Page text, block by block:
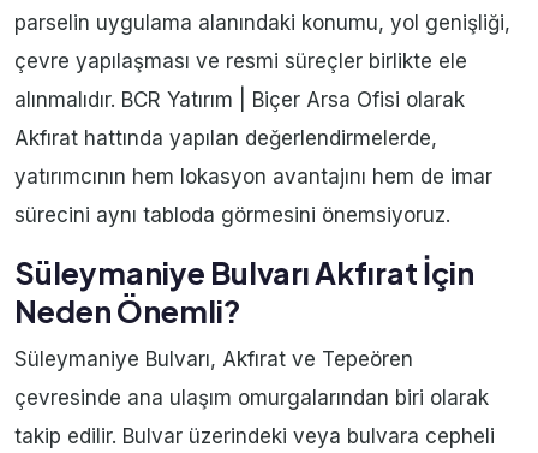
parselin uygulama alanındaki konumu, yol genişliği,
çevre yapılaşması ve resmi süreçler birlikte ele
alınmalıdır. BCR Yatırım | Biçer Arsa Ofisi olarak
Akfırat hattında yapılan değerlendirmelerde,
yatırımcının hem lokasyon avantajını hem de imar
sürecini aynı tabloda görmesini önemsiyoruz.
Süleymaniye Bulvarı Akfırat İçin
Neden Önemli?
Süleymaniye Bulvarı, Akfırat ve Tepeören
çevresinde ana ulaşım omurgalarından biri olarak
takip edilir. Bulvar üzerindeki veya bulvara cepheli